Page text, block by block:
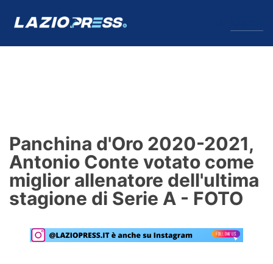
Formello
Infortuni
Primavera
Calciomercato
Panchina d'Oro 2020-2021,
Antonio Conte votato come
miglior allenatore dell'ultima
stagione di Serie A - FOTO